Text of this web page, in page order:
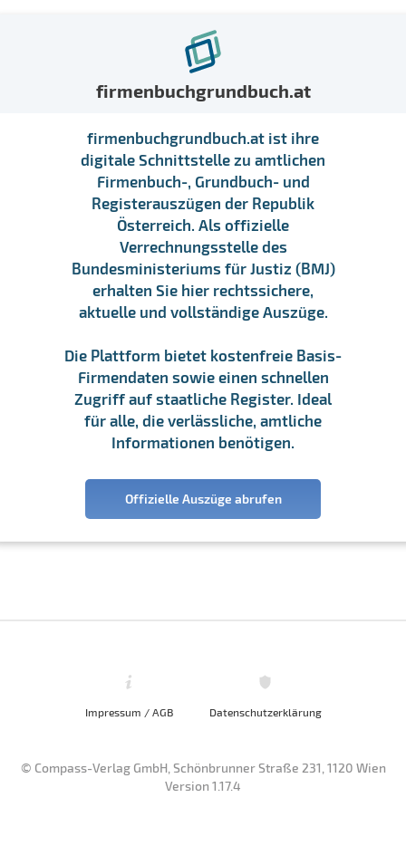
firmenbuchgrundbuch.at
firmenbuchgrundbuch.at ist ihre
digitale Schnittstelle zu amtlichen
Firmenbuch-, Grundbuch- und
Registerauszügen der Republik
Österreich. Als offizielle
Verrechnungsstelle des
Bundesministeriums für Justiz (BMJ)
erhalten Sie hier rechtssichere,
aktuelle und vollständige Auszüge.
Die Plattform bietet kostenfreie Basis-
Firmendaten sowie einen schnellen
Zugriff auf staatliche Register. Ideal
für alle, die verlässliche, amtliche
Informationen benötigen.
Offizielle Auszüge abrufen
Impressum / AGB Datenschutzerklärung
© Compass-Verlag GmbH, Schönbrunner Straße 231, 1120 Wien
Version 1.17.4